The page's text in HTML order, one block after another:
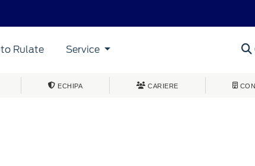
Rulate Service
ECHIPA CARIERE